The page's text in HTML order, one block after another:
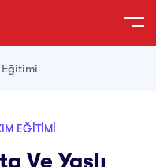
Eğitimi
EĞITIMI
Ve Yaşlı